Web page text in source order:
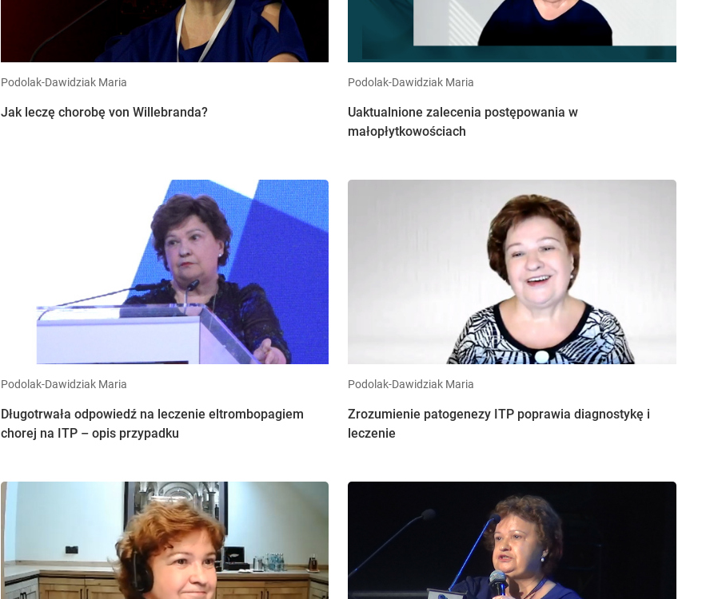
Podolak-Dawidziak Maria
Jak leczę chorobę von Willebranda?
Podolak-Dawidziak Maria
Uaktualnione zalecenia postępowania w
małopłytkowościach
Podolak-Dawidziak Maria
Długotrwała odpowiedź na leczenie eltrombopagiem
chorej na ITP – opis przypadku
Podolak-Dawidziak Maria
Zrozumienie patogenezy ITP poprawia diagnostykę i
leczenie